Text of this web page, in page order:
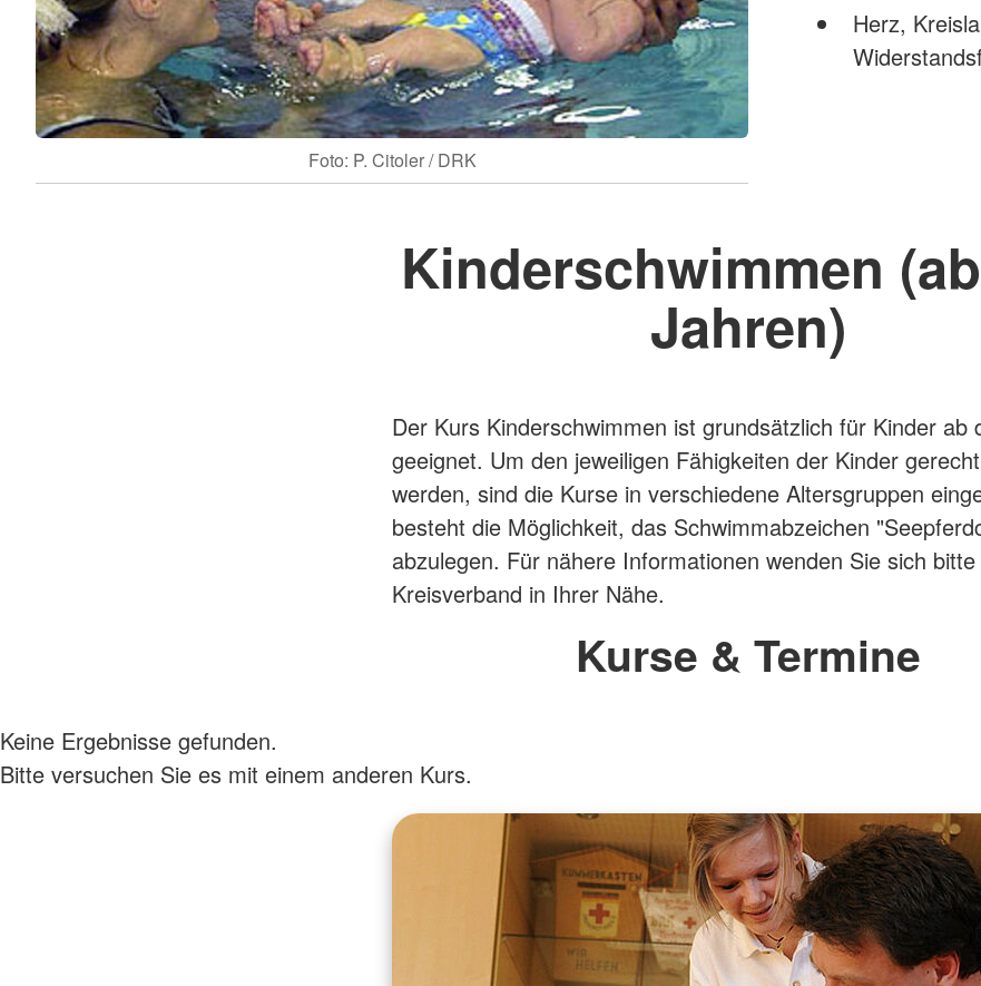
Foto: P. Citoler / DRK
Herz,
Kinderschwimmen
Jahren)
Der Kurs Kinderschwimmen ist grundsätzlich für Kinder ab
geeignet. Um den jeweiligen Fähigkeiten der Kinder
werden, sind die Kurse in verschiedene Altersgruppen
besteht die Möglichkeit, das Schwimmabzeichen
abzulegen. Für nähere Informationen wenden Sie sich
Kreisverband in Ihrer Nähe.
Kurse & Termine
Keine Ergebnisse gefunden.
Bitte versuchen Sie es mit einem anderen Kurs.